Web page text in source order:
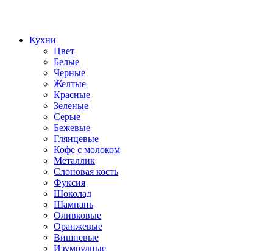
Кухни
Цвет
Белые
Черные
Желтые
Красные
Зеленые
Серые
Бежевые
Глянцевые
Кофе с молоком
Металлик
Слоновая кость
Фуксия
Шоколад
Шампань
Оливковые
Оранжевые
Вишневые
Изумрудные